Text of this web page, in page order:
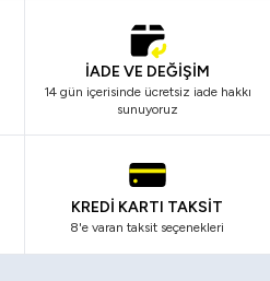
İADE VE DEĞİŞİM
14 gün içerisinde ücretsiz iade hakkı
sunuyoruz
KREDİ KARTI TAKSİT
8'e varan taksit seçenekleri